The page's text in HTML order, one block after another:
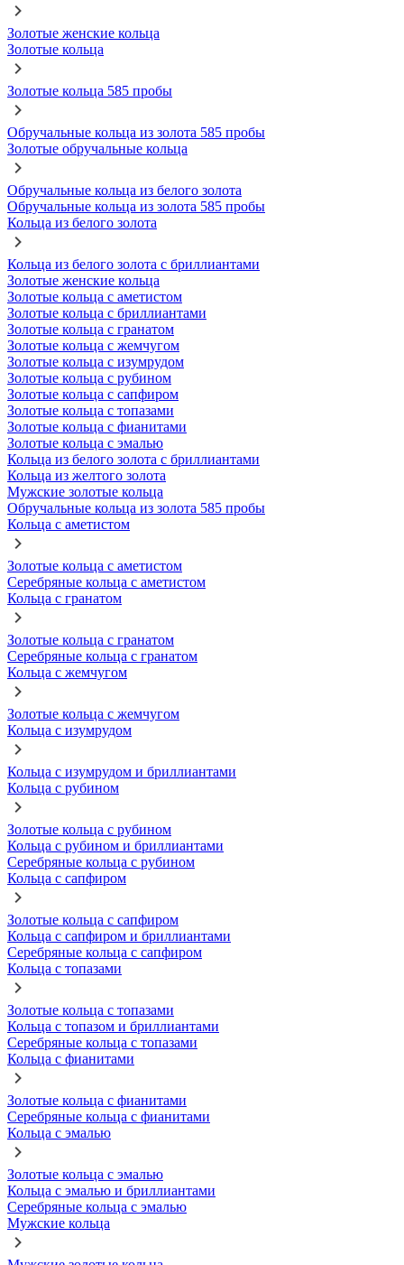
Золотые женские кольца
Золотые кольца
Золотые кольца 585 пробы
Обручальные кольца из золота 585 пробы
Золотые обручальные кольца
Обручальные кольца из белого золота
Обручальные кольца из золота 585 пробы
Кольца из белого золота
Кольца из белого золота с бриллиантами
Золотые женские кольца
Золотые кольца с аметистом
Золотые кольца с бриллиантами
Золотые кольца с гранатом
Золотые кольца с жемчугом
Золотые кольца с изумрудом
Золотые кольца с рубином
Золотые кольца с сапфиром
Золотые кольца с топазами
Золотые кольца с фианитами
Золотые кольца с эмалью
Кольца из белого золота с бриллиантами
Кольца из желтого золота
Мужские золотые кольца
Обручальные кольца из золота 585 пробы
Кольца с аметистом
Золотые кольца с аметистом
Серебряные кольца с аметистом
Кольца с гранатом
Золотые кольца с гранатом
Серебряные кольца с гранатом
Кольца с жемчугом
Золотые кольца с жемчугом
Кольца с изумрудом
Кольца с изумрудом и бриллиантами
Кольца с рубином
Золотые кольца с рубином
Кольца с рубином и бриллиантами
Серебряные кольца с рубином
Кольца с сапфиром
Золотые кольца с сапфиром
Кольца с сапфиром и бриллиантами
Серебряные кольца с сапфиром
Кольца с топазами
Золотые кольца с топазами
Кольца с топазом и бриллиантами
Серебряные кольца с топазами
Кольца с фианитами
Золотые кольца с фианитами
Серебряные кольца с фианитами
Кольца с эмалью
Золотые кольца с эмалью
Кольца с эмалью и бриллиантами
Серебряные кольца с эмалью
Мужские кольца